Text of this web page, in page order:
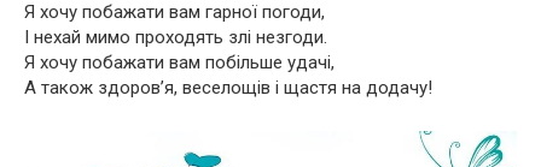
Я хочу побажати вам гарної погоди,
І нехай мимо проходять злі незгоди.
Я хочу побажати вам побільше удачі,
А також здоров’я, веселощів і щастя на додачу!